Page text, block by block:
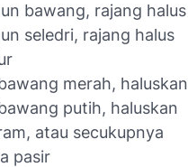
bawang, rajang halus
seledri, rajang halus
merah, haluskan
putih, haluskan
atau secukupnya
pasir